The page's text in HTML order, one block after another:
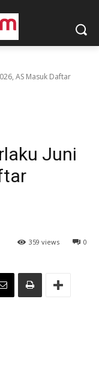
AS Masuk Daftar
Juni
0
359 views